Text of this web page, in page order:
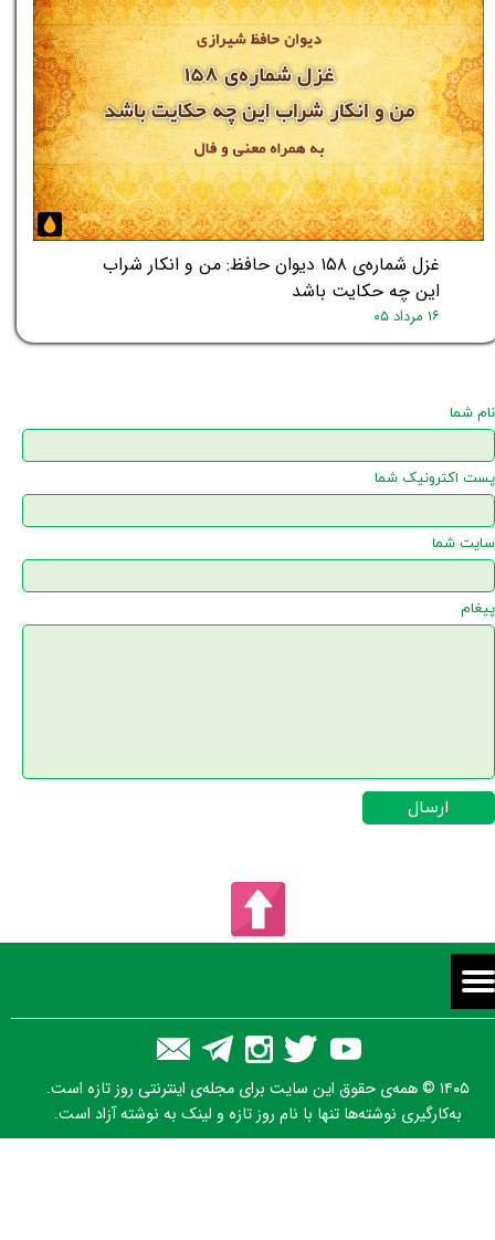
غزل شماره‌ی ۱۵۸ دیوان حافظ: من و انکار شراب
این چه حکایت باشد
۱۶ مرداد ۰۵
نام شما
پست اکترونیک شما
سایت شما
پیغام
ارسال
۱۴۰۵ © همه‌ی حقوق این سایت برای مجله‌ی اینترنتی روز تازه است.
به‌کارگیری نوشته‌ها تنها با نام روز تازه و لینک به نوشته آزاد است.